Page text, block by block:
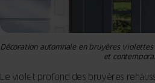
Décoration automnale en bruyères violettes
et
Le violet profond des bruyères